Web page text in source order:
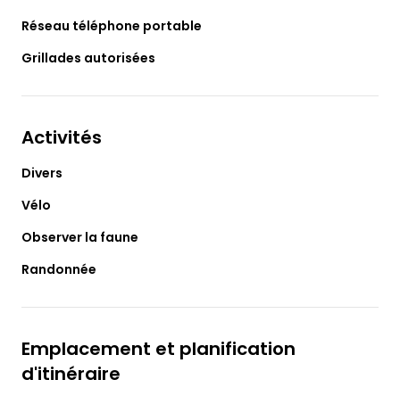
Réseau téléphone portable
Grillades autorisées
Activités
Divers
Vélo
Observer la faune
Randonnée
Emplacement et planification
d'itinéraire